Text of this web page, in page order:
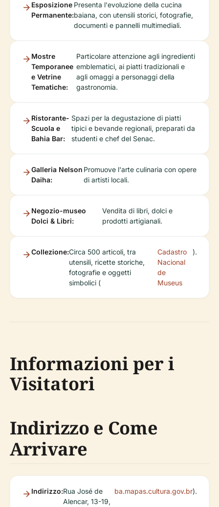
Esposizione
Permanente:
Presenta l'evoluzione della cucina
baiana, con utensili storici, fotografie,
documenti e pannelli multimediali.
Mostre
Temporanee
e Vetrine
Tematiche:
Particolare attenzione agli ingredienti
emblematici, ai piatti tradizionali e
agli omaggi a personaggi della
gastronomia.
Ristorante-
Scuola e
Bahia Bar:
Spazi per la degustazione di piatti
tipici e bevande regionali, preparati da
studenti e chef del Senac.
Galleria Nelson
Daiha:
Promuove l'arte culinaria con opere
di artisti locali.
Negozio-museo
Dolci & Libri:
Vendita di libri, dolci e
prodotti artigianali.
Collezione:Circa 500 articoli, tra
utensili, ricette storiche,
fotografie e oggetti
simbolici (
Cadastro
Nacional
de
Museus
).
Informazioni per i
Visitatori
Indirizzo e Come
Arrivare
Indirizzo:Rua José de
Alencar, 13-19,
ba.mapas.cultura.gov.br).